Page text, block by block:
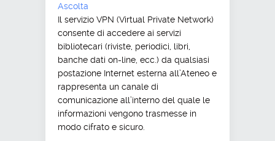
Ascolta
Il servizio VPN (Virtual Private Network)
consente di accedere ai servizi
bibliotecari (riviste, periodici, libri,
banche dati on-line, ecc.) da qualsiasi
postazione Internet esterna all’Ateneo e
rappresenta un canale di
comunicazione all’interno del quale le
informazioni vengono trasmesse in
modo cifrato e sicuro.